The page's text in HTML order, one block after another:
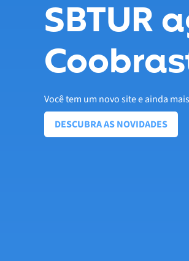
SBTUR
Você tem um novo site e ainda
DESCUBRA AS NOVIDADES